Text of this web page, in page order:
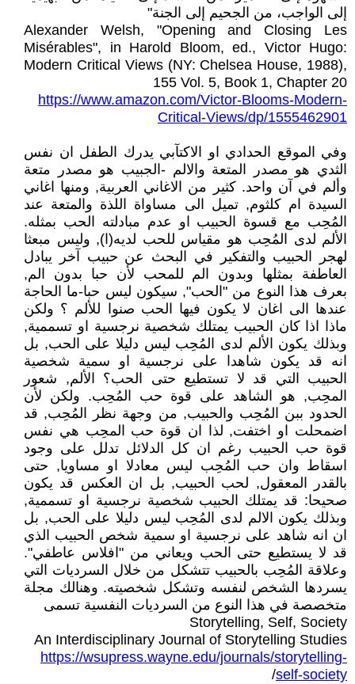
إلى الواجب، من الجحيم إلى الجنة"
Alexander Welsh, "Opening and Closing Les
Misérables", in Harold Bloom, ed., Victor Hugo:
Modern Critical Views (NY: Chelsea House, 1988),
155 Vol. 5, Book 1, Chapter 20
https://www.amazon.com/Victor-Blooms-Modern-
Critical-Views/dp/1555462901
وفي الموقع الحدادي او الاكتآبي يدرك الطفل ان نفس
الثدي هو مصدر المتعة والالم -الجبيب هو مصدر متعة
وألم في آن واحد. كثير من الاغاني العربية, ومنها اغاني
السيدة ام كلثوم, تميل الى مساواة اللذة والمتعة عند
المُحِب مع قسوة الحبيب او عدم مبادلته الحب بمثله.
الألم لدى المُحِب هو مقياس للحب لديه(ا), وليس مبعثا
لهجر الحبيب والتفكير في البحث عن حبيب آخر يبادل
العاطفة بمثلها وبدون الم للمحب لأن حبا بدون الم,
بعرف هذا النوع من "الحب", سيكون ليس حبا-ما الحاجة
عندها الى اغان لا يكون فيها الحب صنوا للألم ؟ ولكن
ماذا اذا كان الحبيب يمتلك شخصية نرجسية او تسممية,
وبذلك يكون الألم لدى المُحِب ليس دليلا على الحب, بل
انه قد يكون شاهدا على نرجسية او سمية شخصية
الحبيب التي قد لا تستطيع حتى الحب؟ الألم, شعور
المحِب, هو الشاهد على قوة حب المُحِب. ولكن لأن
الحدود ببن المُحِب والحبيب, من وجهة نظر المُحِب, قد
اضمحلت او اختفت, لذا ان قوة حب المحِب هي نفس
قوة حب الحبيب رغم ان كل الدلائل تدلل على وجود
اسقاط وان حب المُحِب ليس معادلا او مساويا, حتى
بالقدر المعقول, لحب الحبيب, بل ان العكس قد يكون
صحيحا: قد يمتلك الحبيب شخصية نرجسية او تسممية,
وبذلك يكون الالم لدى المُحِب ليس دليلا على الحب, بل
ان انه شاهد على نرجسية او سمية شخص الحبيب الذي
قد لا يستطيع حتى الحب ويعاني من "افلاس عاطفي".
وعلاقة المُحِب بالحبيب تتشكل من خلال السرديات التي
يسردها الشخص لنفسه وتشكل شخصيته. وهنالك مجلة
متخصصة في هذا النوع من السرديات النفسية تسمى
Storytelling, Self, Society
An Interdisciplinary Journal of Storytelling Studies
https://wsupress.wayne.edu/journals/storytelling-
self-society
/